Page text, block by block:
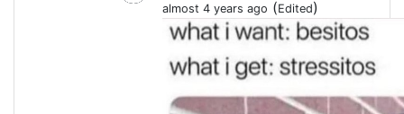
almost 4 years ago (Edited)